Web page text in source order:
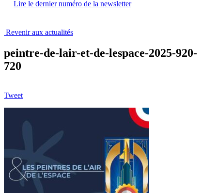
Lire le dernier numéro de la newsletter
Revenir aux actualités
peintre-de-lair-et-de-lespace-2025-920-
720
Tweet